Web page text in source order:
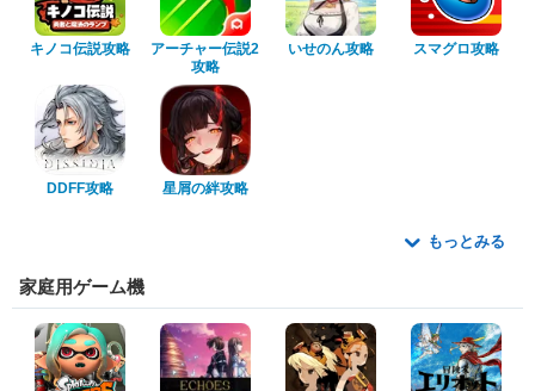
キノコ伝説攻略
アーチャー伝説2
攻略
いせのん攻略 スマグロ攻略
DDFF攻略 星屑の絆攻略
もっとみる
家庭用ゲーム機